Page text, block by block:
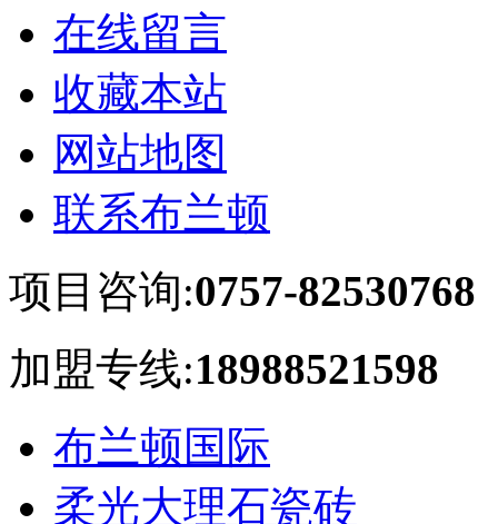
在线留言
收藏本站
网站地图
联系布兰顿
项目咨询:0757-82530768
加盟专线:18988521598
布兰顿国际
柔光大理石瓷砖